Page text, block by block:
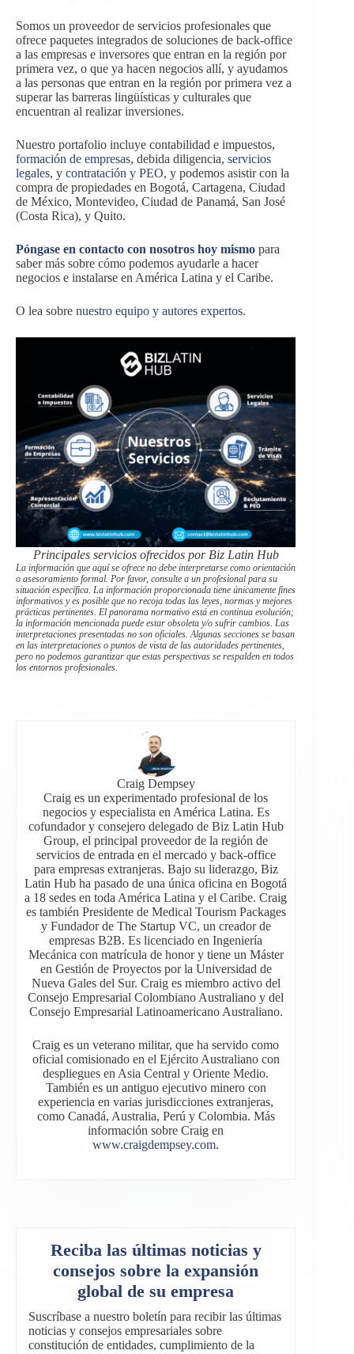
Somos un proveedor de servicios profesionales que
ofrece paquetes integrados de soluciones de back-office
a las empresas e inversores que entran en la región por
primera vez, o que ya hacen negocios allí, y ayudamos
a las personas que entran en la región por primera vez a
superar las barreras lingüísticas y culturales que
encuentran al realizar inversiones.
Nuestro portafolio incluye contabilidad e impuestos,
formación de empresas, debida diligencia, servicios
legales, y contratación y PEO, y podemos asistir con la
compra de propiedades en Bogotá, Cartagena, Ciudad
de México, Montevideo, Ciudad de Panamá, San José
(Costa Rica), y Quito.
Póngase en contacto con nosotros hoy mismo para
saber más sobre cómo podemos ayudarle a hacer
negocios e instalarse en América Latina y el Caribe.
O lea sobre nuestro equipo y autores expertos.
Principales servicios ofrecidos por Biz Latin Hub
La información que aquí se ofrece no debe interpretarse como orientación
o asesoramiento formal. Por favor, consulte a un profesional para su
situación específica. La información proporcionada tiene únicamente fines
informativos y es posible que no recoja todas las leyes, normas y mejores
prácticas pertinentes. El panorama normativo está en continua evolución;
la información mencionada puede estar obsoleta y/o sufrir cambios. Las
interpretaciones presentadas no son oficiales. Algunas secciones se basan
en las interpretaciones o puntos de vista de las autoridades pertinentes,
pero no podemos garantizar que estas perspectivas se respalden en todos
los entornos profesionales.
Craig Dempsey
Craig es un experimentado profesional de los
negocios y especialista en América Latina. Es
cofundador y consejero delegado de Biz Latin Hub
Group, el principal proveedor de la región de
servicios de entrada en el mercado y back-office
para empresas extranjeras. Bajo su liderazgo, Biz
Latin Hub ha pasado de una única oficina en Bogotá
a 18 sedes en toda América Latina y el Caribe. Craig
es también Presidente de Medical Tourism Packages
y Fundador de The Startup VC, un creador de
empresas B2B. Es licenciado en Ingeniería
Mecánica con matrícula de honor y tiene un Máster
en Gestión de Proyectos por la Universidad de
Nueva Gales del Sur. Craig es miembro activo del
Consejo Empresarial Colombiano Australiano y del
Consejo Empresarial Latinoamericano Australiano.
Craig es un veterano militar, que ha servido como
oficial comisionado en el Ejército Australiano con
despliegues en Asia Central y Oriente Medio.
También es un antiguo ejecutivo minero con
experiencia en varias jurisdicciones extranjeras,
como Canadá, Australia, Perú y Colombia. Más
información sobre Craig en
www.craigdempsey.com.
Reciba las últimas noticias y
consejos sobre la expansión
global de su empresa
Suscríbase a nuestro boletín para recibir las últimas
noticias y consejos empresariales sobre
constitución de entidades, cumplimiento de la